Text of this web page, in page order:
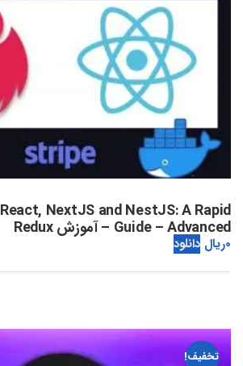
React, NextJS and NestJS: A Rapid
Guide – Advanced – آموزش Redux
0ریال دانلود
تخفیف!